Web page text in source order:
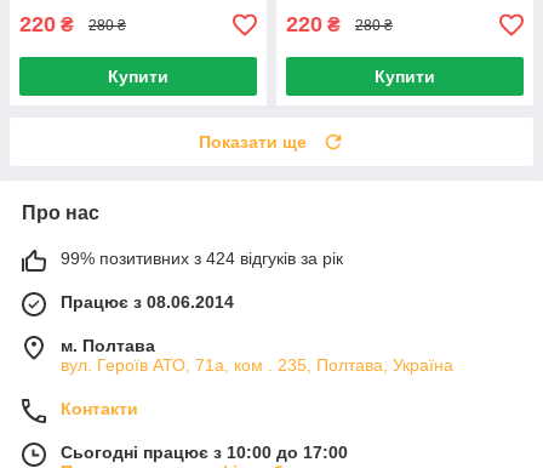
220 ₴ 280 ₴
Купити
220 ₴ 280 ₴
Купити
Показати ще
Про нас
99% позитивних з 424 відгуків за рік
Працює з 08.06.2014
м. Полтава
вул. Героїв АТО, 71а, ком . 235, Полтава, Україна
Контакти
Сьогодні працює з 10:00 до 17:00